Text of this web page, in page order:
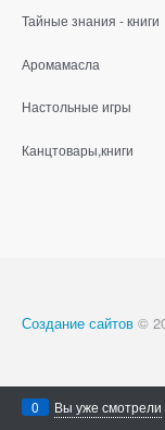
Тайные знания - книги
Аромамасла
Настольные игры
Канцтовары,книги
Создание сайтов ©
0 Вы уже смотрели